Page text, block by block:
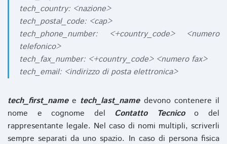
tech_country: <nazione>
tech_postal_code: <cap>
tech_phone_number: <+country_code> <numero
telefonico>
tech_fax_number: <+country_code> <numero fax>
tech_email: <indirizzo di posta elettronica>
tech_first_namee tech_last_namedevono contenere il
nome e cognome del Contatto Tecnicoo del
rappresentante legale. Nel caso di nomi multipli, scriverli
sempre separati da uno spazio. In caso di persona fisica